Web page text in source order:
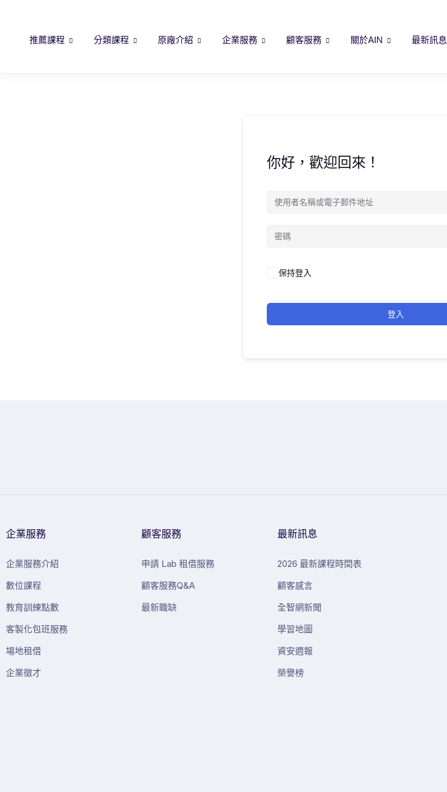
推薦課程 分類課程 原廠介紹 企業服務 顧客服務 關於AIN 最新訊息
你好，歡迎回來！
保持登入
登入
企業服務
企業服務介紹
數位課程
教育訓練點數
客製化包班服務
場地租借
企業徵才
顧客服務
申請 Lab 租借服務
顧客服務Q&A
最新職缺
最新訊息
2026 最新課程時間表
顧客感言
全智網新聞
學習地圖
資安週報
榮譽榜